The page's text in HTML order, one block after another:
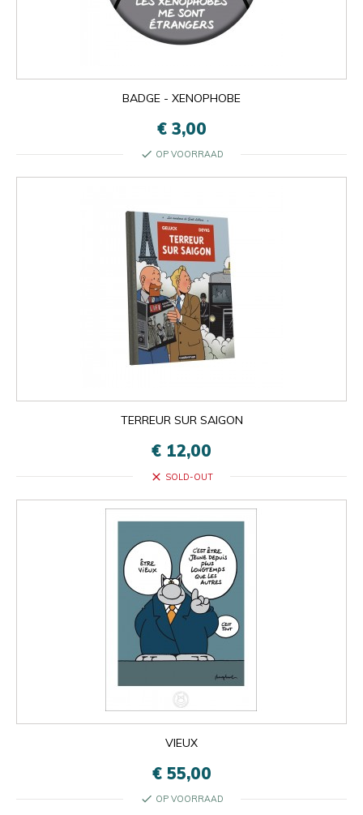
BADGE - XENOPHOBE
€ 3,00
check OP VOORRAAD
TERREUR SUR SAIGON
€ 12,00
close SOLD-OUT
VIEUX
€ 55,00
check OP VOORRAAD